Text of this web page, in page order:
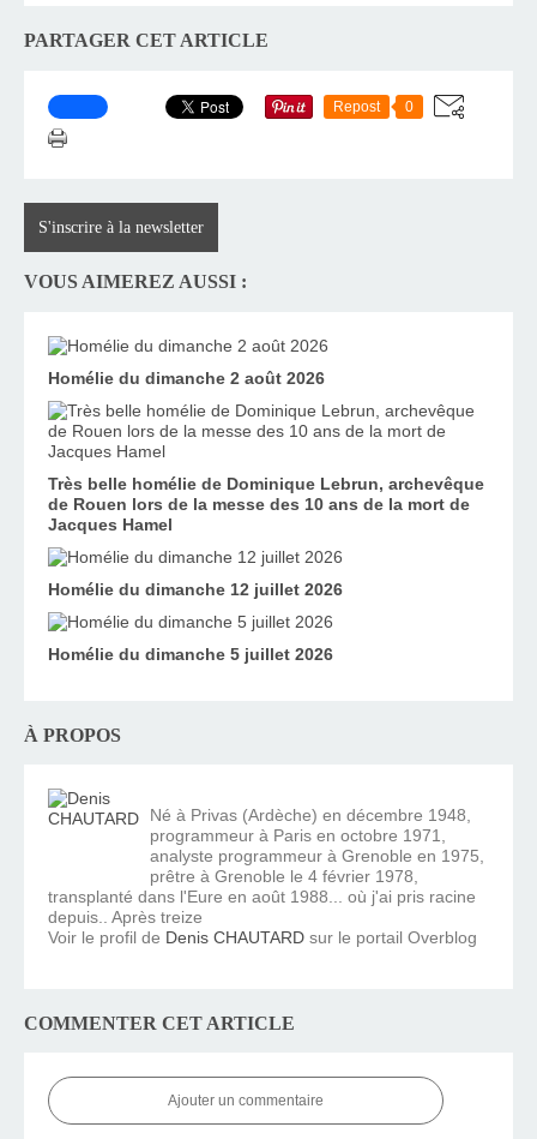
PARTAGER CET ARTICLE
Repost 0
S'inscrire à la newsletter
VOUS AIMEREZ AUSSI :
Homélie du dimanche 2 août 2026
Très belle homélie de Dominique Lebrun, archevêque
de Rouen lors de la messe des 10 ans de la mort de
Jacques Hamel
Homélie du dimanche 12 juillet 2026
Homélie du dimanche 5 juillet 2026
À PROPOS
Né à Privas (Ardèche) en décembre 1948,
programmeur à Paris en octobre 1971,
analyste programmeur à Grenoble en 1975,
prêtre à Grenoble le 4 février 1978,
transplanté dans l'Eure en août 1988... où j'ai pris racine
depuis.. Après treize
Voir le profil de Denis CHAUTARD sur le portail Overblog
COMMENTER CET ARTICLE
Ajouter un commentaire